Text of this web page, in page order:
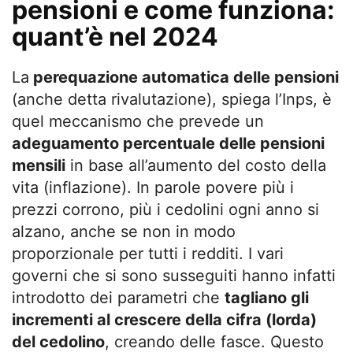
pensioni e come funziona:
quant’è nel 2024
La perequazione automatica delle pensioni
(anche detta rivalutazione), spiega l’Inps, è
quel meccanismo che prevede un
adeguamento percentuale delle pensioni
mensili in base all’aumento del costo della
vita (inflazione). In parole povere più i
prezzi corrono, più i cedolini ogni anno si
alzano, anche se non in modo
proporzionale per tutti i redditi. I vari
governi che si sono susseguiti hanno infatti
introdotto dei parametri che tagliano gli
incrementi al crescere della cifra (lorda)
del cedolino, creando delle fasce. Questo